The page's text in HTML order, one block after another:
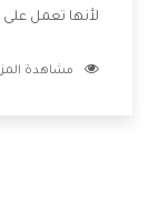
لأنها تعمل
وتقدممشاهدة